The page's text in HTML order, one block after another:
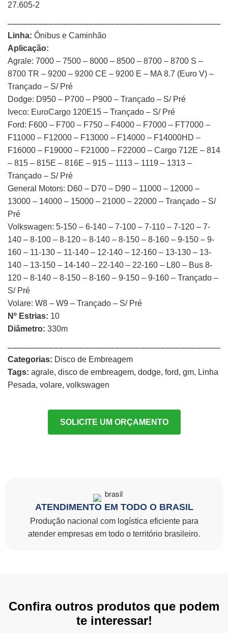
27.605-2
Linha: Ônibus e Caminhão
Aplicação:
Agrale: 7000 – 7500 – 8000 – 8500 – 8700 – 8700 S –
8700 TR – 9200 – 9200 CE – 9200 E – MA 8.7 (Euro V) –
Trançado – S/ Pré
Dodge: D950 – P700 – P900 – Trançado – S/ Pré
Iveco: EuroCargo 120E15 – Trançado – S/ Pré
Ford: F600 – F700 – F750 – F4000 – F7000 – FT7000 –
F11000 – F12000 – F13000 – F14000 – F14000HD –
F16000 – F19000 – F21000 – F22000 – Cargo 712E – 814
– 815 – 815E – 816E – 915 – 1113 – 1119 – 1313 –
Trançado – S/ Pré
General Motors: D60 – D70 – D90 – 11000 – 12000 –
13000 – 14000 – 15000 – 21000 – 22000 – Trançado – S/
Pré
Volkswagen: 5-150 – 6-140 – 7-100 – 7-110 – 7-120 – 7-
140 – 8-100 – 8-120 – 8-140 – 8-150 – 8-160 – 9-150 – 9-
160 – 11-130 – 11-140 – 12-140 – 12-160 – 13-130 – 13-
140 – 13-150 – 14-140 – 22-140 – 22-160 – L80 – Bus 8-
120 – 8-140 – 8-150 – 8-160 – 9-150 – 9-160 – Trançado –
S/ Pré
Volare: W8 – W9 – Trançado – S/ Pré
Nº Estrias: 10
Diâmetro: 330m
Categorias: Disco de Embreagem
Tags: agrale, disco de embreagem, dodge, ford, gm, Linha
Pesada, volare, volkswagen
SOLICITE UM ORÇAMENTO
ATENDIMENTO EM TODO O BRASIL
Produção nacional com logística eficiente para
atender empresas em todo o território brasileiro.
Confira outros produtos que podem
te interessar!